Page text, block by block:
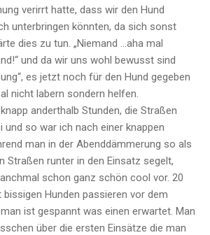
verirrt hatte, dass wir den Hund
unterbringen könnten, da sich sonst
dies zu tun. „Niemand …aha mal
und da wir uns wohl bewusst sind
es jetzt noch für den Hund gegeben
nicht labern sondern helfen.
anderthalb Stunden, die Straßen
und so war ich nach einer knappen
man in der Abenddämmerung so als
Straßen runter in den Einsatz segelt,
schon ganz schön cool vor. 20
Hunden passieren vor dem
ist gespannt was einen erwartet. Man
über die ersten Einsätze die man